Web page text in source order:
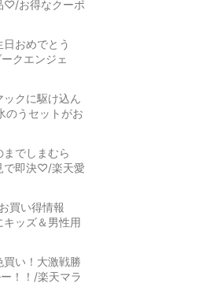
♡/お得なクーポ
おめでとう
クエンジェ
ックに駆け込ん
のうセットがお
までしまむら
で即決♡/楽天愛
買い得情報
ッズ＆男性用
買い！大激戦勝
！！/楽天マラ